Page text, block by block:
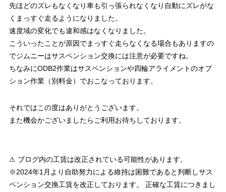
先ほどのズレもなくなり車も引っ張られなくなり自動にズレがな
くまっすぐ走るようになりました。
速度域の変化でも違和感はなくなりました。
こういったことが原因でまっすぐ走らなくなる場合もありますの
でジムニーはサスペンション交換には注意が必要ですね。
ちなみにODB2作業はサスペンションや四輪アライメントのオプ
ション作業（別料金）でおこなっております。
それではこの度はありがとうございます。
また機会かございましたらご利用お待ちしております。
⚠ ブログ内の工賃は改正されている可能性があります。
※2024年1月より自助努力による維持は困難であると判断しサス
ペンション交換工賃を改正しております。 正確な工賃につきまし